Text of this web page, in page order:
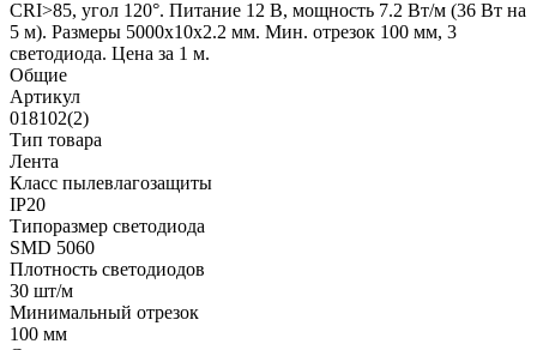
CRI>85, угол 120°. Питание 12 В, мощность 7.2 Вт/м (36 Вт на
5 м). Размеры 5000x10x2.2 мм. Мин. отрезок 100 мм, 3
светодиода. Цена за 1 м.
Общие
Артикул
018102(2)
Тип товара
Лента
Класс пылевлагозащиты
IP20
Типоразмер светодиода
SMD 5060
Плотность светодиодов
30 шт/м
Минимальный отрезок
100 мм